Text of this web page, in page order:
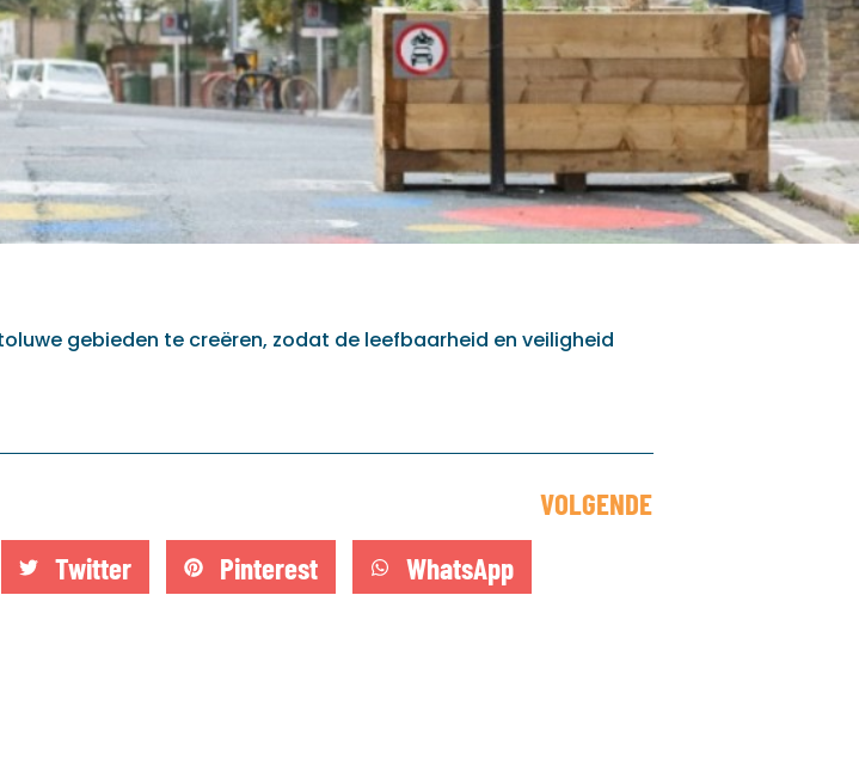
gebieden te creëren, zodat de leefbaarheid en veiligheid
VOLGENDE
Twitter Pinterest WhatsApp